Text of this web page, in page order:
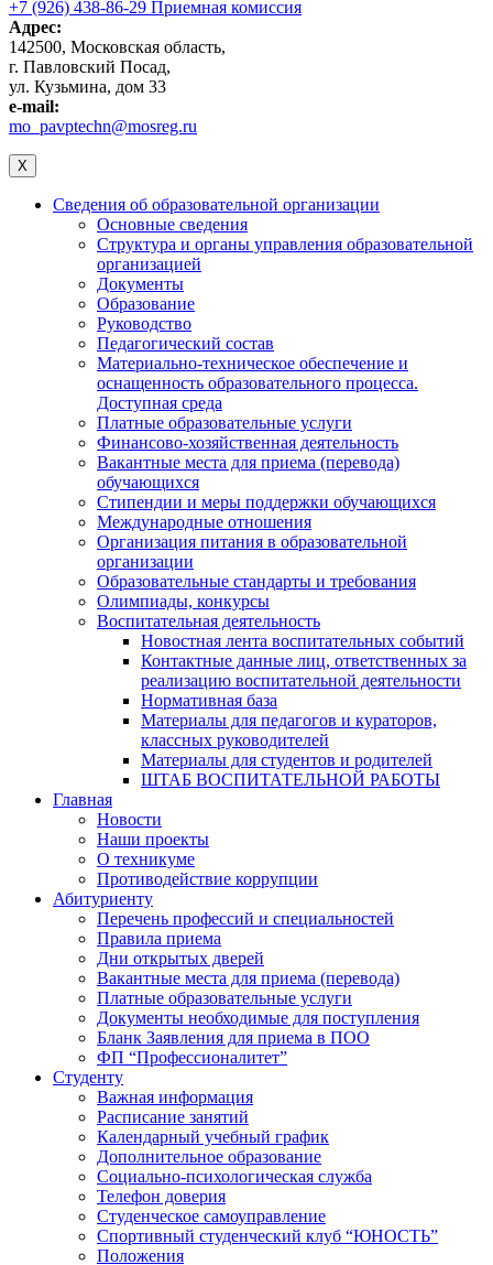
+7 (926) 438-86-29 Приемная комиссия
Адрес:
142500, Московская область,
г. Павловский Посад,
ул. Кузьмина, дом 33
e-mail:
mo_pavptechn@mosreg.ru
X
Сведения об образовательной организации
Основные сведения
Структура и органы управления образовательной
организацией
Документы
Образование
Руководство
Педагогический состав
Материально-техническое обеспечение и
оснащенность образовательного процесса.
Доступная среда
Платные образовательные услуги
Финансово-хозяйственная деятельность
Вакантные места для приема (перевода)
обучающихся
Стипендии и меры поддержки обучающихся
Международные отношения
Организация питания в образовательной
организации
Образовательные стандарты и требования
Олимпиады, конкурсы
Воспитательная деятельность
Новостная лента воспитательных событий
Контактные данные лиц, ответственных за
реализацию воспитательной деятельности
Нормативная база
Материалы для педагогов и кураторов,
классных руководителей
Материалы для студентов и родителей
ШТАБ ВОСПИТАТЕЛЬНОЙ РАБОТЫ
Главная
Новости
Наши проекты
О техникуме
Противодействие коррупции
Абитуриенту
Перечень профессий и специальностей
Правила приема
Дни открытых дверей
Вакантные места для приема (перевода)
Платные образовательные услуги
Документы необходимые для поступления
Бланк Заявления для приема в ПОО
ФП “Профессионалитет”
Студенту
Важная информация
Расписание занятий
Календарный учебный график
Дополнительное образование
Социально-психологическая служба
Телефон доверия
Студенческое самоуправление
Спортивный студенческий клуб “ЮНОСТЬ”
Положения